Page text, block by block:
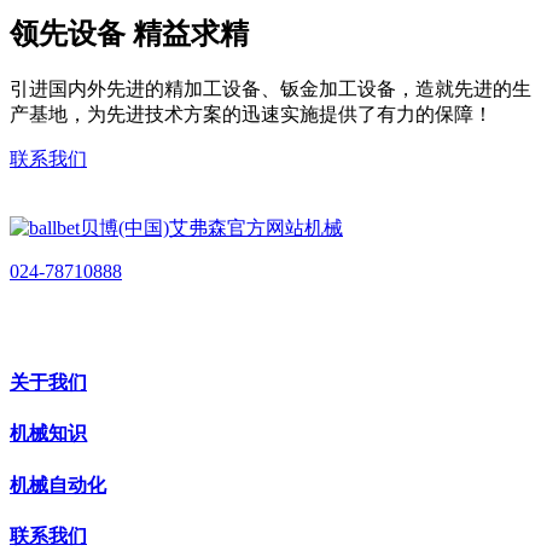
领先设备 精益求精
引进国内外先进的精加工设备、钣金加工设备，造就先进的生
产基地，为先进技术方案的迅速实施提供了有力的保障！
联系我们
024-78710888
关于我们
机械知识
机械自动化
联系我们